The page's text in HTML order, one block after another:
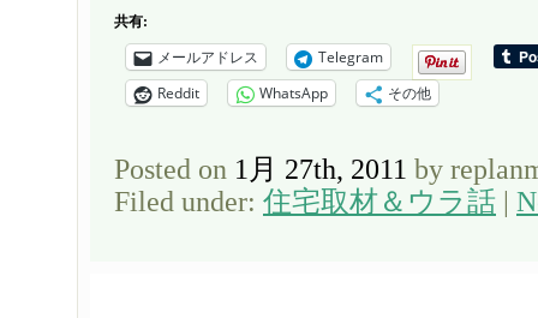
共有:
メールアドレス
Telegram
Reddit
WhatsApp その他
Posted on 1月 27th, 2011 by
Filed under: 住宅取材＆ウラ話